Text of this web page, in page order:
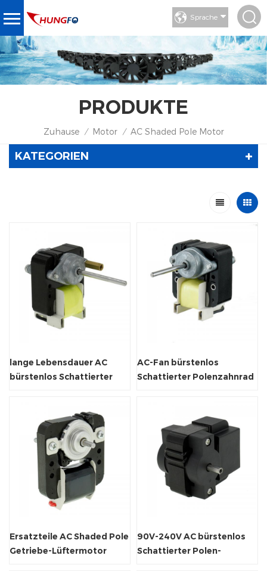
Sprache
PRODUKTE
Zuhause / Motor / AC Shaded Pole Motor
KATEGORIEN
lange Lebensdauer AC
bürstenlos Schattierter
AC-Fan bürstenlos
Schattierter Polenzahnrad
Ersatzteile AC Shaded Pole
Getriebe-Lüftermotor
90V-240V AC bürstenlos
Schattierter Polen-